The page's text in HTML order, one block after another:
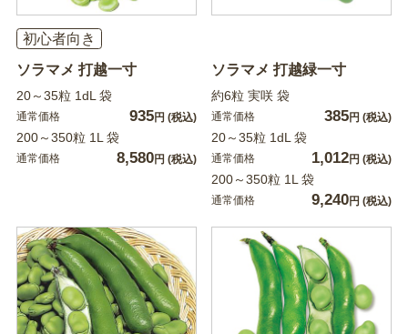
初心者向き
ソラマメ 打越一寸
20～35粒 1dL 袋
通常価格 935円 (税込)
200～350粒 1L 袋
通常価格 8,580円 (税込)
ソラマメ 打越緑一寸
約6粒 実咲 袋
通常価格 385円 (税込)
20～35粒 1dL 袋
通常価格 1,012円 (税込)
200～350粒 1L 袋
通常価格 9,240円 (税込)